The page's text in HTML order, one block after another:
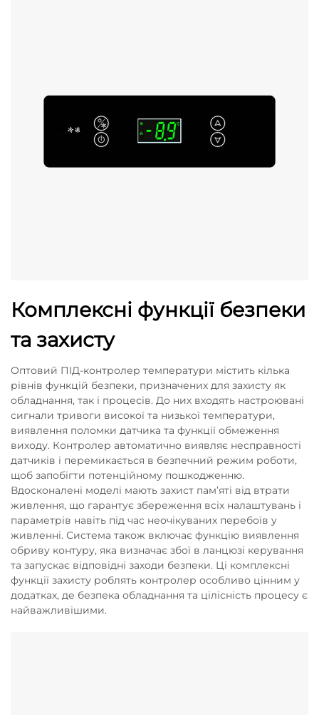
Комплексні функції безпеки
та захисту
Оптовий ПІД-контролер температури містить кілька
рівнів функцій безпеки, призначених для захисту як
обладнання, так і процесів. До них входять настроювані
сигнали тривоги високої та низької температури,
виявлення поломки датчика та функції обмеження
виходу. Контролер автоматично виявляє несправності
датчиків і перемикається в безпечний режим роботи,
щоб запобігти потенційному пошкодженню.
Вдосконалені моделі мають захист пам’яті від втрати
живлення, що гарантує збереження всіх налаштувань і
параметрів навіть під час неочікуваних перебоїв у
живленні. Система також включає функцію виявлення
обриву контуру, яка визначає збої в ланцюзі керування
та запускає відповідні заходи безпеки. Ці комплексні
функції захисту роблять контролер особливо цінним у
додатках, де безпека обладнання та цілісність процесу є
найважливішими.